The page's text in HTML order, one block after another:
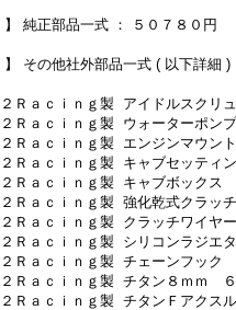
】 純正部品一式 ： ５０７８０円
】 その他社外部品一式 ( 以下詳細
２Ｒａｃｉｎｇ製 アイドルスク
２Ｒａｃｉｎｇ製 ウォーターポ
２Ｒａｃｉｎｇ製 エンジンマウ
２Ｒａｃｉｎｇ製 キャブセッテ
２Ｒａｃｉｎｇ製 キャブボック
２Ｒａｃｉｎｇ製 強化乾式クラ
２Ｒａｃｉｎｇ製 クラッチワイ
２Ｒａｃｉｎｇ製 シリコンラ
２Ｒａｃｉｎｇ製 チェーンフッ
２Ｒａｃｉｎｇ製 チタン８ｍｍ
２Ｒａｃｉｎｇ製 チタンＦアク